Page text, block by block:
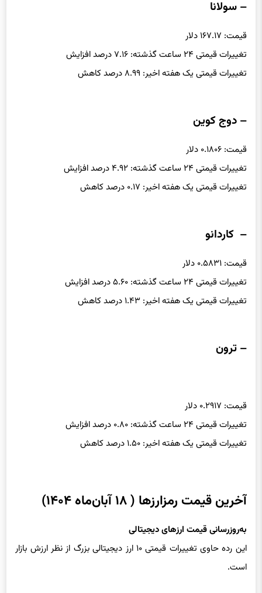
– سولانا
قیمت: ۱۶۷.۱۷ دلار
تغییرات قیمتی ۲۴ ساعت گذشته: ۷.۱۶ درصد افزایش
تغییرات قیمتی یک هفته اخیر: ۸.۹۹ درصد کاهش
– دوج کوین
قیمت: ۰.۱۸۰۶ دلار
تغییرات قیمتی ۲۴ ساعت گذشته: ۴.۹۲ درصد افزایش
تغییرات قیمتی یک هفته اخیر: ۰.۱۷ درصد کاهش
– کاردانو
قیمت: ۰.۵۸۳۱ دلار
تغییرات قیمتی ۲۴ ساعت گذشته: ۵.۶۰ درصد افزایش
تغییرات قیمتی یک هفته اخیر: ۱.۴۳ درصد کاهش
– ترون
قیمت: ۰.۲۹۱۷ دلار
تغییرات قیمتی ۲۴ ساعت گذشته: ۰.۸۰ درصد افزایش
تغییرات قیمتی یک هفته اخیر: ۱.۵۰ درصد کاهش
آخرین قیمت رمزارزها ( ۱۸ آبان‌ماه ۱۴۰۴)
به‌روزرسانی قیمت ارزهای دیجیتالی
این رده حاوی تغییرات قیمتی ۱۰ ارز دیجیتالی بزرگ از نظر ارزش بازار
است.